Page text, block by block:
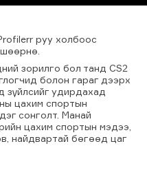
руу холбоос
зорилго бол танд CS2
болон гараг дээрх
зүйлсийг удирдахад
цахим спортын
сонголт. Манай
цахим спортын мэдээ,
найдвартай бөгөөд цаг